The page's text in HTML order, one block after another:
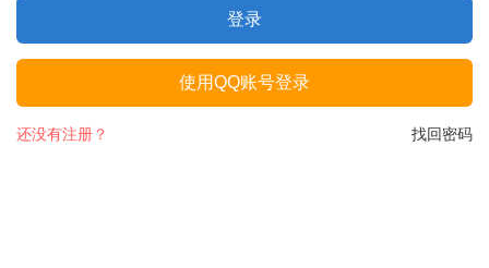
登录
使用QQ账号登录
找回密码
还没有注册？